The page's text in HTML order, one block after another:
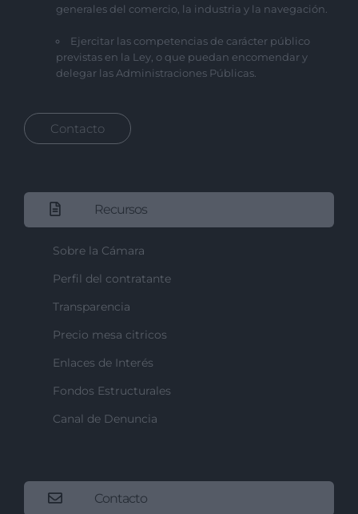
generales del comercio, la industria y la navegación.
Ejercitar las competencias de carácter público
previstas en la Ley, o que puedan encomendar y
delegar las Administraciones Públicas.
Contacto
Recursos
Sobre la Cámara
Perfil del contratante
Transparencia
Precio mesa citricos
Enlaces de Interés
Fondos Estructurales
Canal de Denuncia
Contacto